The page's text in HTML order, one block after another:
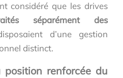
considéré que les drives
séparément des
d’une gestion
distinct.
renforcée du